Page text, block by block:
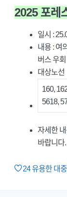
2025 포레
일시 :
내용 : 여
버스 우회
대상노선
160,
5618,
자세한
바랍니다.
24유용한 대